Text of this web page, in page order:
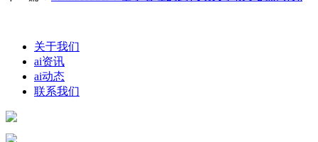
关于我们
ai资讯
ai动态
联系我们